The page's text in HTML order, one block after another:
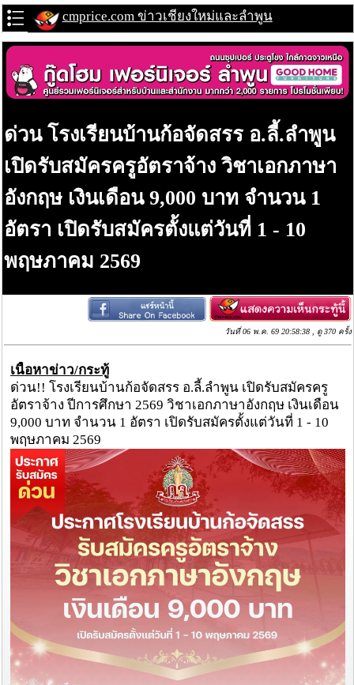
cmprice.com ข่าวเชียงใหม่และลำพูน
ด่วน โรงเรียนบ้านก้อจัดสรร อ.ลี้.ลำพูน
เปิดรับสมัครครูอัตราจ้าง วิชาเอกภาษา
อังกฤษ เงินเดือน 9,000 บาท จำนวน 1
อัตรา เปิดรับสมัครตั้งแต่วันที่ 1 - 10
พฤษภาคม 2569
วันที่ 06 พ.ค. 69 20:58:38 , ดู 370 ครั้ง
เนื้อหาข่าว/กระทู้
ด่วน!! โรงเรียนบ้านก้อจัดสรร อ.ลี้.ลำพูน เปิดรับสมัครครู
อัตราจ้าง ปีการศึกษา 2569 วิชาเอกภาษาอังกฤษ เงินเดือน
9,000 บาท จำนวน 1 อัตรา เปิดรับสมัครตั้งแต่วันที่ 1 - 10
พฤษภาคม 2569